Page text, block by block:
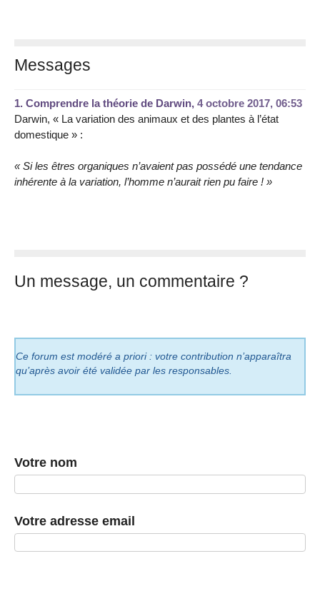
Messages
1. Comprendre la théorie de Darwin, 4 octobre 2017, 06:53
Darwin, « La variation des animaux et des plantes à l’état
domestique » :
« Si les êtres organiques n’avaient pas possédé une tendance
inhérente à la variation, l’homme n’aurait rien pu faire ! »
Un message, un commentaire ?
Ce forum est modéré a priori : votre contribution n’apparaîtra
qu’après avoir été validée par les responsables.
Votre nom
Votre adresse email